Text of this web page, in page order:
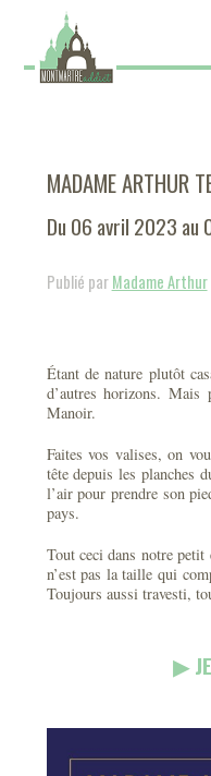
MADAME ARTHUR
Du 06 avril 2023 au
Publié parMadame Arthur
Étant de nature plutôt
d’autres horizons.
Manoir.
Faites vos valises, on
tête depuis les planches
l’air pour prendre son
pays.
Tout ceci dans notre
n’est pas la taille qui
Toujours aussi travesti,
▶︎